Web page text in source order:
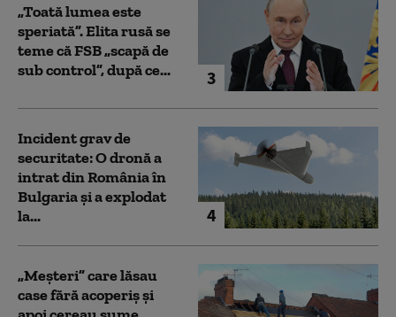
3
„Toată lumea este
speriată”. Elita rusă se
teme că FSB „scapă de
sub control”, după ce...
4
Incident grav de
securitate: O dronă a
intrat din România în
Bulgaria şi a explodat
la...
„Meșteri” care lăsau
case fără acoperiș și